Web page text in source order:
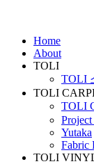
Home
About
TOLI
TOLI
TOLI
TOLI
Yutaka
Fabric
TOLI